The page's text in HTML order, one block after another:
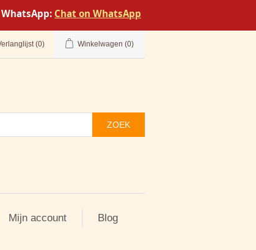
Chat on WhatsApp
(0) Winkelwagen (0)
ZOEK
Mijn account
Blog